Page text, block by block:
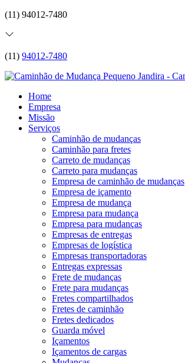
(11) 94012-7480
(11) 94012-7480
Home
Empresa
Missão
Serviços
Caminhão de mudanças
Caminhão para fretes
Carreto de mudanças
Carreto para mudanças
Empresa de caminhão de mudanças
Empresa de içamento
Empresa de mudança
Empresa para mudança
Empresa para mudanças
Empresas de entregas
Empresas de logística
Empresas transportadoras
Entregas expressas
Frete de mudanças
Frete para mudanças
Fretes compartilhados
Fretes de caminhão
Fretes dedicados
Guarda móvel
Içamentos
Içamentos de cargas